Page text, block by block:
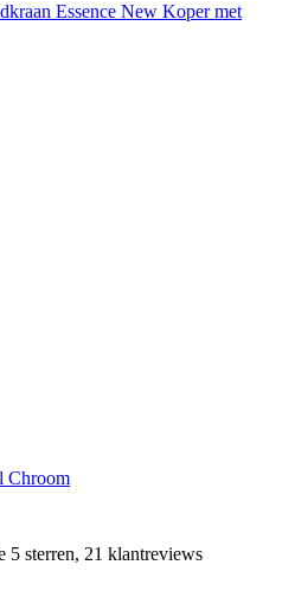
Essence New Koper met
Chroom
5 sterren, 21 klantreviews